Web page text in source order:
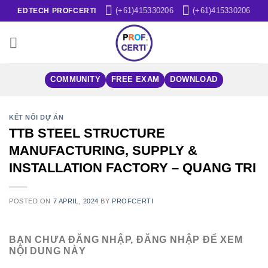
Skip
to
content
EDTECH PROFCERTI (+61)415330206 (+61)415330206
COMMUNITY FREE EXAM DOWNLOAD
KẾT NỐI DỰ ÁN
TTB STEEL STRUCTURE
MANUFACTURING, SUPPLY &
INSTALLATION FACTORY – QUANG TRI
POSTED ON 7 APRIL, 2024 BY PROFCERTI
BẠN CHƯA ĐĂNG NHẬP, ĐĂNG NHẬP ĐỂ XEM
NỘI DUNG NÀY